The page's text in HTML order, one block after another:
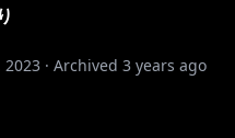
2023 · Archived 3 years ago